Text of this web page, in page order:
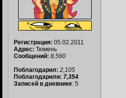
Регистрация: 05.02.2011
Адрес: Тюмень
Сообщений: 8,560
Поблагодарил: 2,105
Поблагодарили: 7,354
Записей в дневнике: 5